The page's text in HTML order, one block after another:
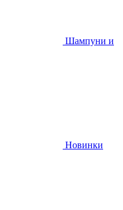
Шампуни и
Новинки